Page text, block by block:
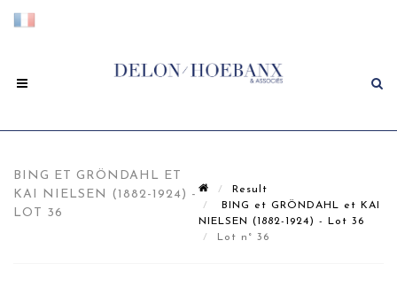
BING ET GRÖNDAHL ET
KAI NIELSEN (1882-1924) -
LOT 36
Result
BING et GRÖNDAHL et KAI
NIELSEN (1882-1924) - Lot 36
Lot n° 36